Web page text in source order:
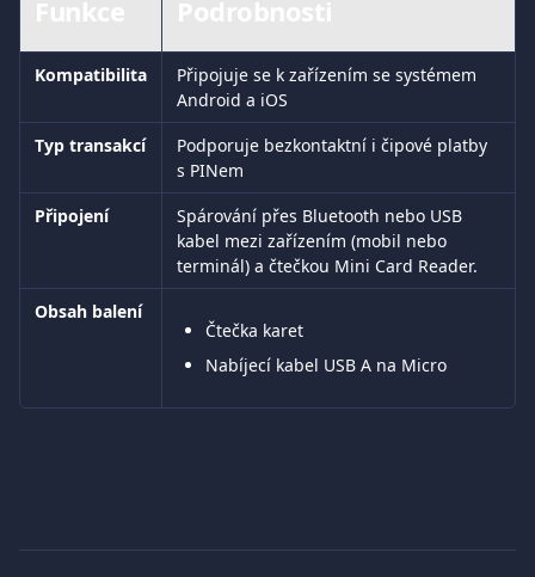
Kompatibilita
Připojuje se k zařízením se systémem
Android a iOS
Typ transakcí
Podporuje bezkontaktní i čipové platby
s PINem
Připojení
Spárování přes Bluetooth nebo USB
kabel mezi zařízením (mobil nebo
terminál) a čtečkou Mini Card Reader.
Obsah balení
Čtečka karet
Nabíjecí kabel USB A na Micro